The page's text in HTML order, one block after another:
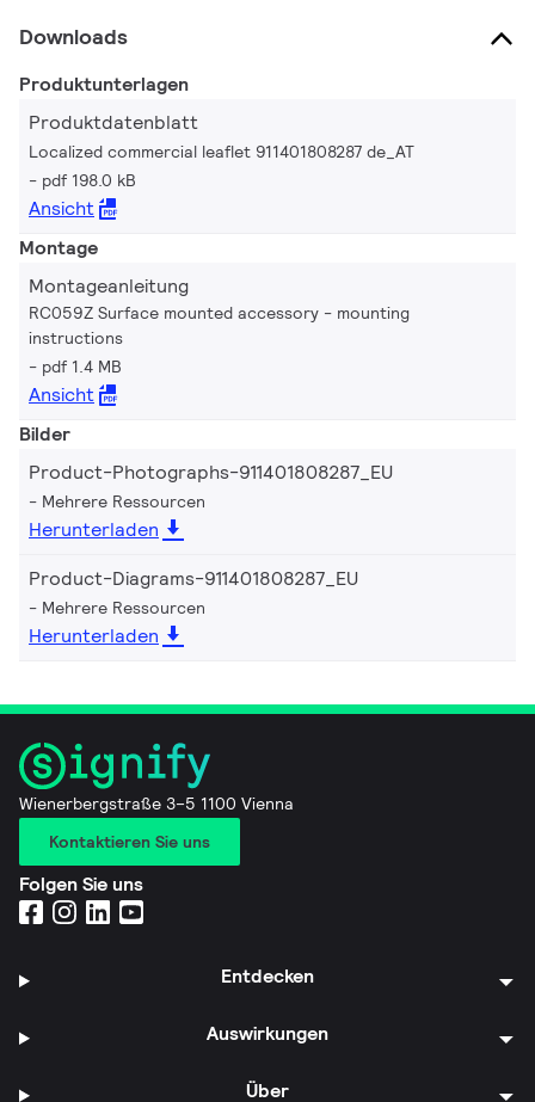
Downloads
Produktunterlagen
Produktdatenblatt
Localized commercial leaflet 911401808287 de_AT
pdf 198.0 kB
Ansicht
Montage
Montageanleitung
RC059Z Surface mounted accessory - mounting
instructions
pdf 1.4 MB
Ansicht
Bilder
Product-Photographs-911401808287_EU
Mehrere Ressourcen
Herunterladen
Product-Diagrams-911401808287_EU
Mehrere Ressourcen
Herunterladen
Wienerbergstraße 3–5 1100 Vienna
Kontaktieren Sie uns
Folgen Sie uns
Entdecken
Auswirkungen
Über